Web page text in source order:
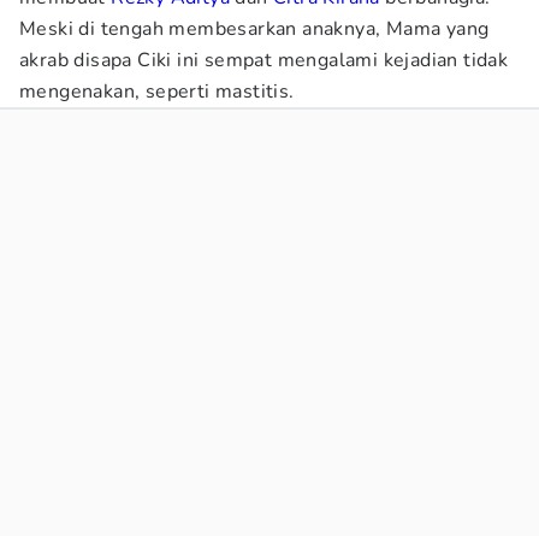
Meski di tengah membesarkan anaknya, Mama yang
akrab disapa Ciki ini sempat mengalami kejadian tidak
mengenakan, seperti mastitis.